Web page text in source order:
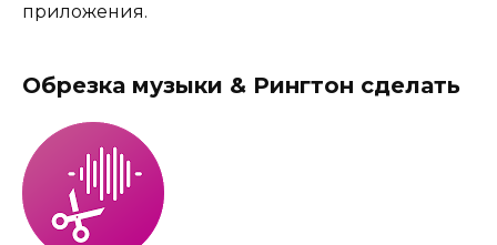
приложения.
Обрезка музыки & Рингтон сделать